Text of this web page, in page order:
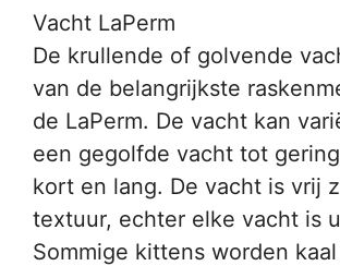
Vacht LaPerm
De krullende of golvende
van de belangrijkste
de LaPerm. De vacht kan
een gegolfde vacht tot
kort en lang. De vacht is vrij
textuur, echter elke vacht is
Sommige kittens worden